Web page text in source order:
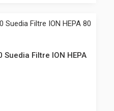
Filtre ION HEPA